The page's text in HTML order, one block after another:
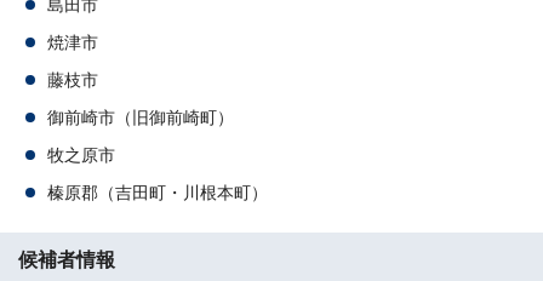
島田市
焼津市
藤枝市
御前崎市（旧御前崎町）
牧之原市
榛原郡（吉田町・川根本町）
候補者情報